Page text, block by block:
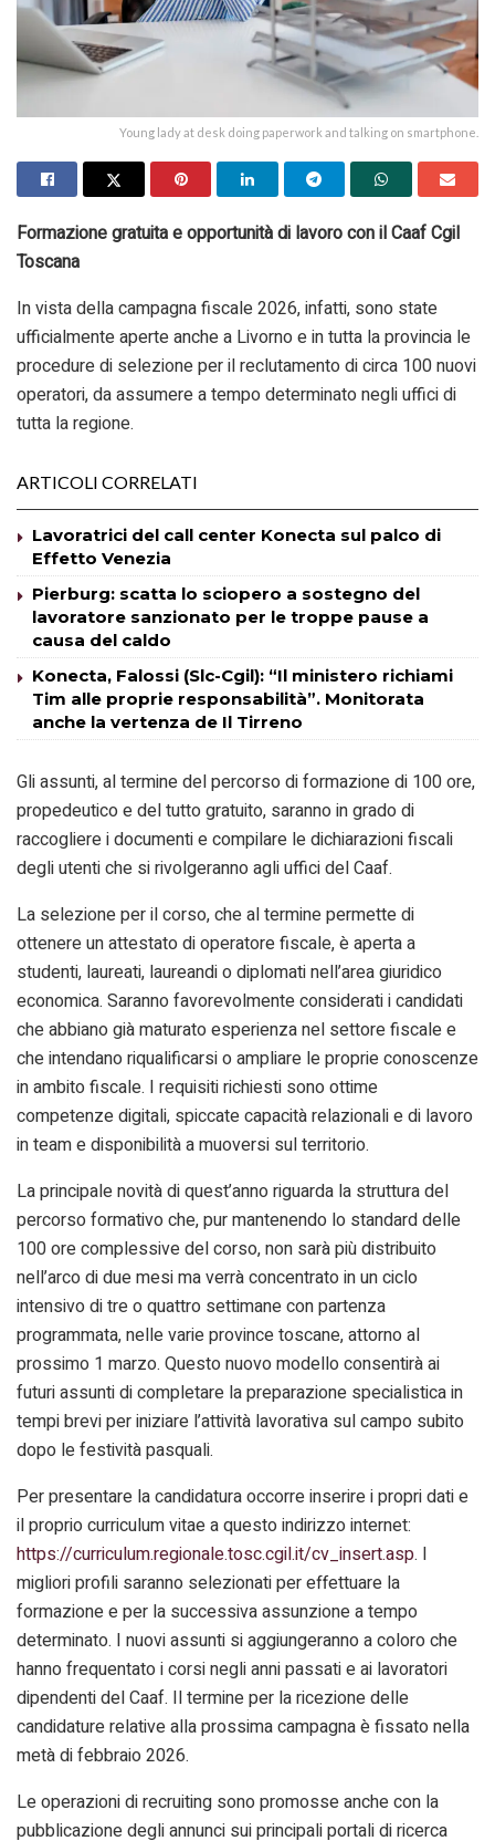
Young lady at desk doing paperwork and talking on smartphone.
Formazione gratuita e opportunità di lavoro con il Caaf Cgil
Toscana
In vista della campagna fiscale 2026, infatti, sono state
ufficialmente aperte anche a Livorno e in tutta la provincia le
procedure di selezione per il reclutamento di circa 100 nuovi
operatori, da assumere a tempo determinato negli uffici di
tutta la regione.
ARTICOLI CORRELATI
Lavoratrici del call center Konecta sul palco di
Effetto Venezia
Pierburg: scatta lo sciopero a sostegno del
lavoratore sanzionato per le troppe pause a
causa del caldo
Konecta, Falossi (Slc-Cgil): “Il ministero richiami
Tim alle proprie responsabilità”. Monitorata
anche la vertenza de Il Tirreno
Gli assunti, al termine del percorso di formazione di 100 ore,
propedeutico e del tutto gratuito, saranno in grado di
raccogliere i documenti e compilare le dichiarazioni fiscali
degli utenti che si rivolgeranno agli uffici del Caaf.
La selezione per il corso, che al termine permette di
ottenere un attestato di operatore fiscale, è aperta a
studenti, laureati, laureandi o diplomati nell’area giuridico
economica. Saranno favorevolmente considerati i candidati
che abbiano già maturato esperienza nel settore fiscale e
che intendano riqualificarsi o ampliare le proprie conoscenze
in ambito fiscale. I requisiti richiesti sono ottime
competenze digitali, spiccate capacità relazionali e di lavoro
in team e disponibilità a muoversi sul territorio.
La principale novità di quest’anno riguarda la struttura del
percorso formativo che, pur mantenendo lo standard delle
100 ore complessive del corso, non sarà più distribuito
nell’arco di due mesi ma verrà concentrato in un ciclo
intensivo di tre o quattro settimane con partenza
programmata, nelle varie province toscane, attorno al
prossimo 1 marzo. Questo nuovo modello consentirà ai
futuri assunti di completare la preparazione specialistica in
tempi brevi per iniziare l’attività lavorativa sul campo subito
dopo le festività pasquali.
Per presentare la candidatura occorre inserire i propri dati e
il proprio curriculum vitae a questo indirizzo internet:
https://curriculum.regionale.tosc.cgil.it/cv_insert.asp. I
migliori profili saranno selezionati per effettuare la
formazione e per la successiva assunzione a tempo
determinato. I nuovi assunti si aggiungeranno a coloro che
hanno frequentato i corsi negli anni passati e ai lavoratori
dipendenti del Caaf. Il termine per la ricezione delle
candidature relative alla prossima campagna è fissato nella
metà di febbraio 2026.
Le operazioni di recruiting sono promosse anche con la
pubblicazione degli annunci sui principali portali di ricerca